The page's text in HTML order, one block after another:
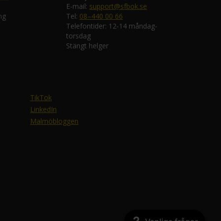
E-mail: support@sfbok.se
Tel: 08–440 00 66
Telefontider: 12-14 måndag-
torsdag
Stängt helger
TikTok
LinkedIn
Malmöbloggen